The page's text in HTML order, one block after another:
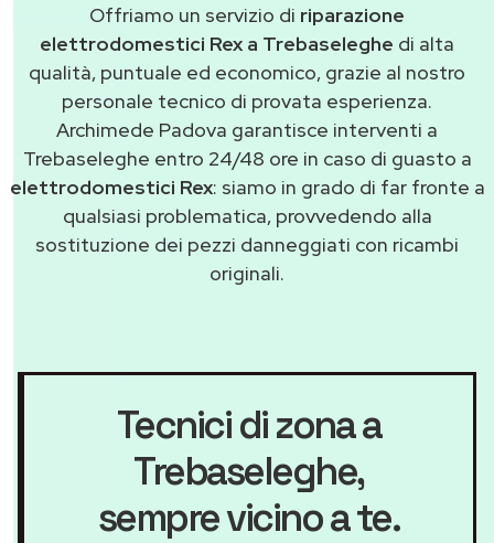
Offriamo un servizio di riparazione
elettrodomestici Rex a Trebaseleghe di alta
qualità, puntuale ed economico, grazie al nostro
personale tecnico di provata esperienza.
Archimede Padova garantisce interventi a
Trebaseleghe entro 24/48 ore in caso di guasto a
elettrodomestici Rex: siamo in grado di far fronte a
qualsiasi problematica, provvedendo alla
sostituzione dei pezzi danneggiati con ricambi
originali.
Tecnici di zona a
Trebaseleghe,
sempre vicino a te.